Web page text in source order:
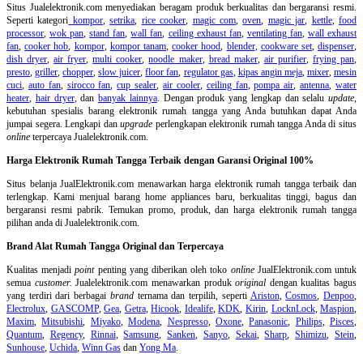
Situs Jualelektronik.com menyediakan beragam produk berkualitas dan bergaransi resmi.
Seperti kategori kompor,setrika, rice cooker, magic com,oven, magic jar, kettle,food
processor,wok pan,stand fan,wall fan, ceiling exhaust fan, ventilating fan, wall exhaust
fan,cooker hob, kompor, kompor tanam,cooker hood, blender, cookware set,dispenser,
dish dryer,air fryer,multi cooker,noodle maker, bread maker, air purifier, frying pan,
presto,griller,chopper,slow juicer,floor fan, regulator gas, kipas angin meja, mixer,mesin
cuci, auto fan, sirocco fan,cup sealer,air cooler, ceiling fan,pompa air,antenna,water
heater, hair dryer, dan banyak lainnya. Dengan produk yang lengkap dan selalu update,
kebutuhan spesialis barang elektronik rumah tangga yang Anda butuhkan dapat Anda
jumpai segera. Lengkapi danupgrade perlengkapan elektronik rumah tangga Anda di situs
online terpercaya Jualelektronik.com.
Harga Elektronik Rumah Tangga Terbaik dengan Garansi Original 100%
Situs belanjaJualElektronik.com menawarkan harga elektronik rumah tangga terbaik dan
terlengkap. Kami menjual barang home appliances baru, berkualitas tinggi, bagus dan
bergaransi resmi pabrik. Temukan promo, produk, dan harga elektronik rumah tangga
pilihan anda di Jualelektronik.com.
Brand Alat Rumah Tangga Original dan Terpercaya
Kualitas menjadipointpenting yang diberikan oleh toko onlineJualElektronik.com untuk
semua customer. Jualelektronik.com menawarkan produkoriginal dengan kualitas bagus
yang terdiri dari berbagai brandternama dan terpilih, seperti Ariston,Cosmos,Denpoo,
Electrolux, GASCOMP,Gea, Getra,Hicook, Idealife,KDK, Kirin, LocknLock,Maspion,
Maxim,Mitsubishi, Miyako,Modena, Nespresso, Oxone,Panasonic, Philips, Pisces,
Quantum, Regency, Rinnai,Samsung,Sanken, Sanyo, Sekai,Sharp,Shimizu,Stein,
Sunhouse, Uchida, Winn Gas dan Yong Ma.